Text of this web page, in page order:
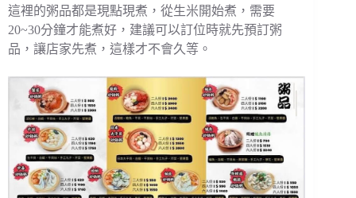
這裡的粥品都是現點現煮，從生米開始煮，需要
20~30分鐘才能煮好，建議可以訂位時就先預訂粥
品，讓店家先煮，這樣才不會久等。